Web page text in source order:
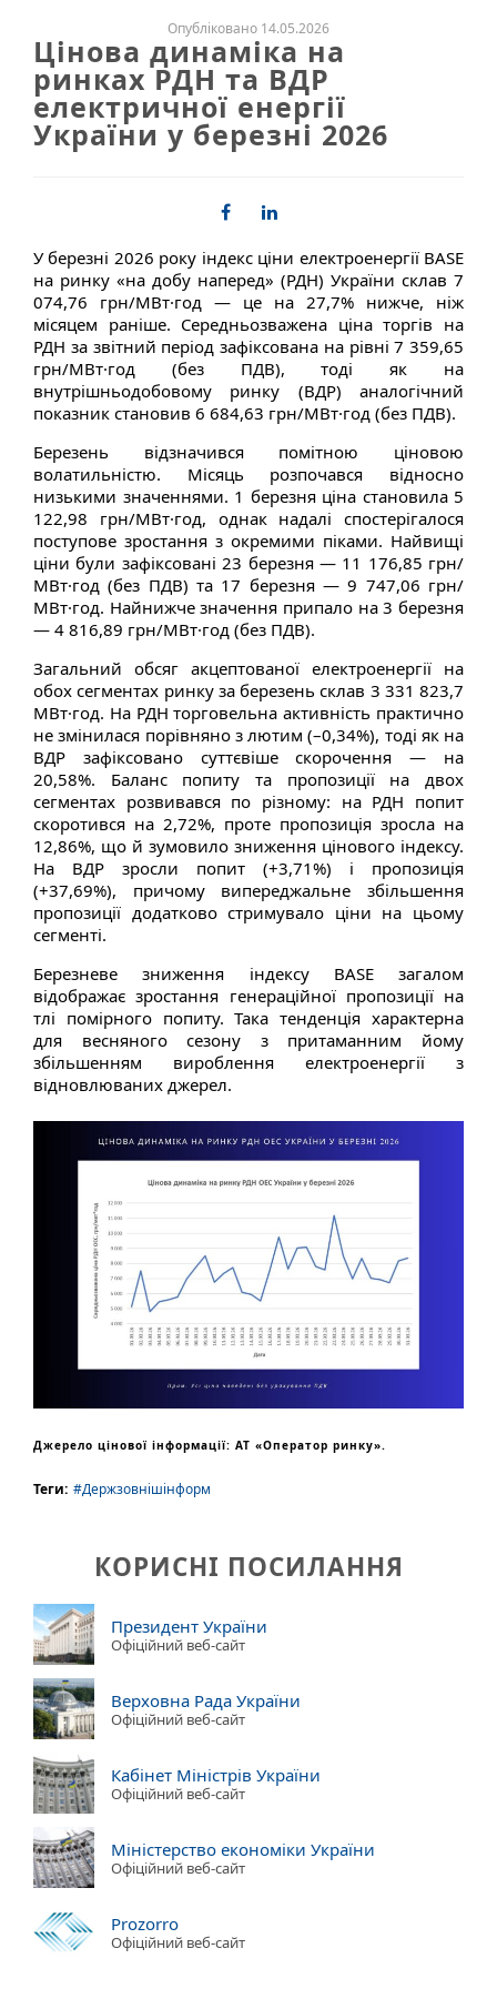
Опубліковано 14.05.2026
Цінова динаміка на
ринках РДН та ВДР
електричної енергії
України у березні 2026
У березні 2026 року індекс ціни електроенергії BASE
на ринку «на добу наперед» (РДН) України склав 7
074,76 грн/МВт·год — це на 27,7% нижче, ніж
місяцем раніше. Середньозважена ціна торгів на
РДН за звітний період зафіксована на рівні 7 359,65
грн/МВт·год (без ПДВ), тоді як на
внутрішньодобовому ринку (ВДР) аналогічний
показник становив 6 684,63 грн/МВт·год (без ПДВ).
Березень відзначився помітною ціновою
волатильністю. Місяць розпочався відносно
низькими значеннями. 1 березня ціна становила 5
122,98 грн/МВт·год, однак надалі спостерігалося
поступове зростання з окремими піками. Найвищі
ціни були зафіксовані 23 березня — 11 176,85 грн/
МВт·год (без ПДВ) та 17 березня — 9 747,06 грн/
МВт·год. Найнижче значення припало на 3 березня
— 4 816,89 грн/МВт·год (без ПДВ).
Загальний обсяг акцептованої електроенергії на
обох сегментах ринку за березень склав 3 331 823,7
МВт·год. На РДН торговельна активність практично
не змінилася порівняно з лютим (–0,34%), тоді як на
ВДР зафіксовано суттєвіше скорочення — на
20,58%. Баланс попиту та пропозиції на двох
сегментах розвивався по різному: на РДН попит
скоротився на 2,72%, проте пропозиція зросла на
12,86%, що й зумовило зниження цінового індексу.
На ВДР зросли попит (+3,71%) і пропозиція
(+37,69%), причому випереджальне збільшення
пропозиції додатково стримувало ціни на цьому
сегменті.
Березневе зниження індексу BASE загалом
відображає зростання генераційної пропозиції на
тлі помірного попиту. Така тенденція характерна
для весняного сезону з притаманним йому
збільшенням вироблення електроенергії з
відновлюваних джерел.
Джерело цінової інформації: АТ «Оператор ринку».
Теги: #Держзовнішінформ
КОРИСНІ ПОСИЛАННЯ
Президент України
Офіційний веб-сайт
Верховна Рада України
Офіційний веб-сайт
Кабінет Міністрів України
Офіційний веб-сайт
Міністерство економіки України
Офіційний веб-сайт
Prozorro
Офіційний веб-сайт